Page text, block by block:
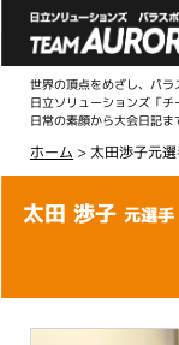
世界の頂点をめざし、パラ
日立ソリューションズ「チ
日常の素顔から大会日記ま
ホーム > 太田渉子元
太田 渉子元選手